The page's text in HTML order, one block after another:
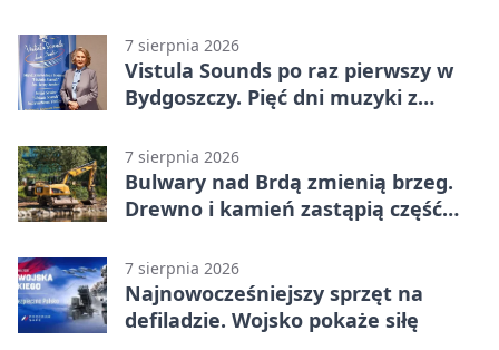
7 sierpnia 2026
Vistula Sounds po raz pierwszy w
Bydgoszczy. Pięć dni muzyki z
7 sierpnia 2026
Bulwary nad Brdą zmienią brzeg.
Drewno i kamień zastąpią część
7 sierpnia 2026
Najnowocześniejszy sprzęt na
defiladzie. Wojsko pokaże siłę